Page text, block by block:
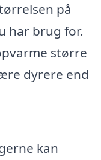
på
har brug for.
større
dyrere end
kan